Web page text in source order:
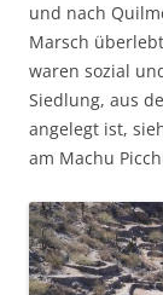
und nach
Marsch
waren sozial
Siedlung, aus
angelegt ist,
am Machu